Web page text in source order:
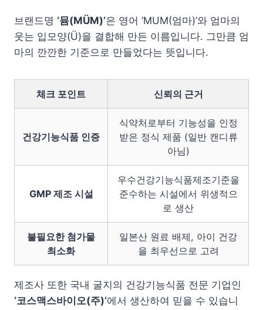
브랜드명 ‘뮴(MÜM)’은 영어 ‘MUM(엄마)’와 엄마의
웃는 입모양(Ü)을 결합해 만든 이름입니다. 그만큼 엄
마의 깐깐한 기준으로 만들었다는 뜻입니다.
체크 포인트 신뢰의 근거
건강기능식품 인증
식약처로부터 기능성을 인정
받은 정식 제품 (일반 캔디류
아님)
GMP 제조 시설
우수건강기능식품제조기준을
준수하는 시설에서 위생적으
로 생산
불필요한 첨가물
최소화
일본산 원료 배제, 아이 건강
을 최우선으로 고려
제조사 또한 국내 굴지의 건강기능식품 전문 기업인
‘코스맥스바이오(주)’에서 생산하여 믿을 수 있습니